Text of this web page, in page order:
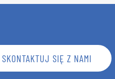
SKONTAKTUJ SIĘ Z NAMI